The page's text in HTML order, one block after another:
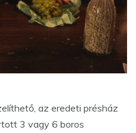
az eredeti présház
3 vagy 6 boros